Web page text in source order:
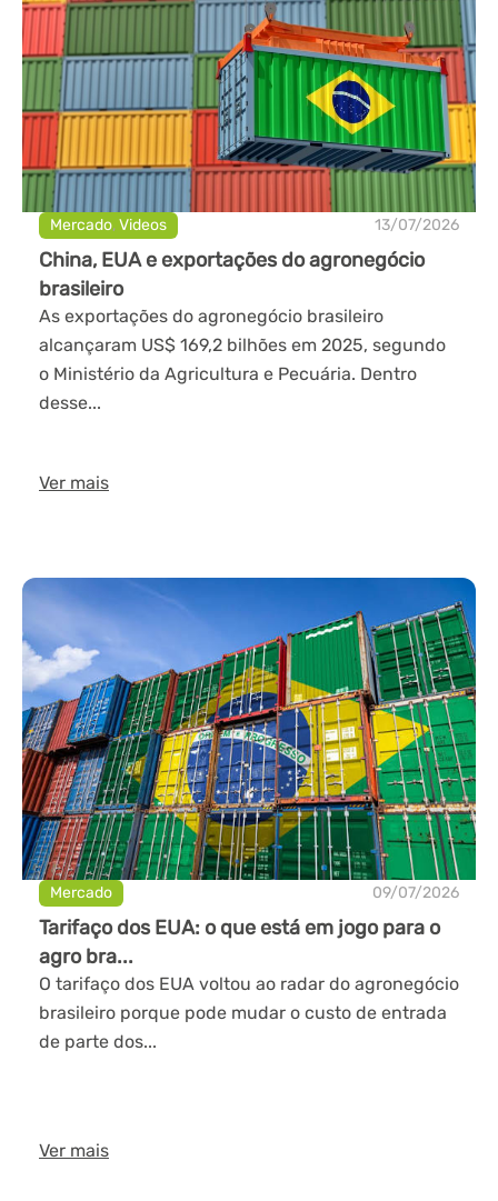
Mercado,Videos 13/07/2026
China, EUA e exportações do agronegócio
brasileiro
As exportações do agronegócio brasileiro
alcançaram US$ 169,2 bilhões em 2025, segundo
o Ministério da Agricultura e Pecuária. Dentro
desse...
Ver mais
Mercado 09/07/2026
Tarifaço dos EUA: o que está em jogo para o
agro bra...
O tarifaço dos EUA voltou ao radar do agronegócio
brasileiro porque pode mudar o custo de entrada
de parte dos...
Ver mais